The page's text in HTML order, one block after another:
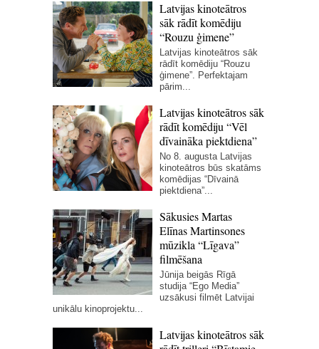
Latvijas kinoteātros
sāk rādīt komēdiju
“Rouzu ģimene”
Latvijas kinoteātros sāk
rādīt komēdiju “Rouzu
ģimene”. Perfektajam
pārim...
Latvijas kinoteātros sāk
rādīt komēdiju “Vēl
dīvaināka piektdiena”
No 8. augusta Latvijas
kinoteātros būs skatāms
komēdijas “Dīvainā
piektdiena”...
Sākusies Martas
Elīnas Martinsones
mūzikla “Līgava”
filmēšana
Jūnija beigās Rīgā
studija “Ego Media”
uzsākusi filmēt Latvijai
unikālu kinoprojektu...
Latvijas kinoteātros sāk